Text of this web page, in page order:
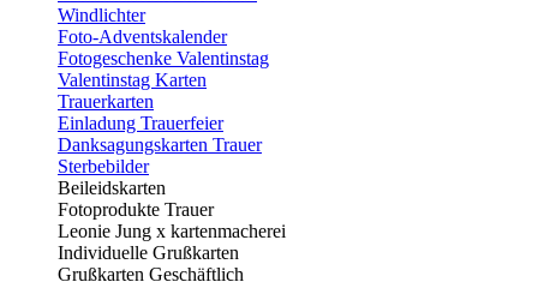
Windlichter
Foto-Adventskalender
Fotogeschenke Valentinstag
Valentinstag Karten
Trauerkarten
Einladung Trauerfeier
Danksagungskarten Trauer
Sterbebilder
Beileidskarten
Fotoprodukte Trauer
Leonie Jung x kartenmacherei
Individuelle Grußkarten
Grußkarten Geschäftlich